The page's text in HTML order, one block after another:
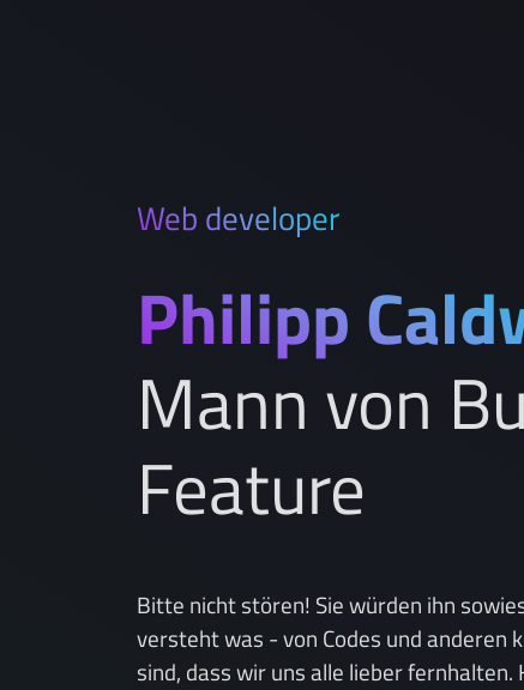
Web developer
Philipp
Mann von
Feature
Bitte nicht stören! Sie würden ihn
versteht was - von Codes und anderen
sind, dass wir uns alle lieber